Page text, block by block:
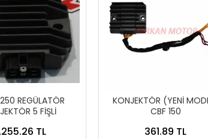
REGÜLATÖR
KONJEKTÖR 5 FİŞLİ
TL
KONJEKTÖR (YENİ MODEL)
CBF 150
361.89 TL